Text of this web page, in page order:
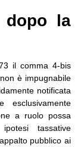
dopo la
il comma 4-bis
è impugnabile
notificata
esclusivamente
a ruolo possa
tassative
pubblico ai